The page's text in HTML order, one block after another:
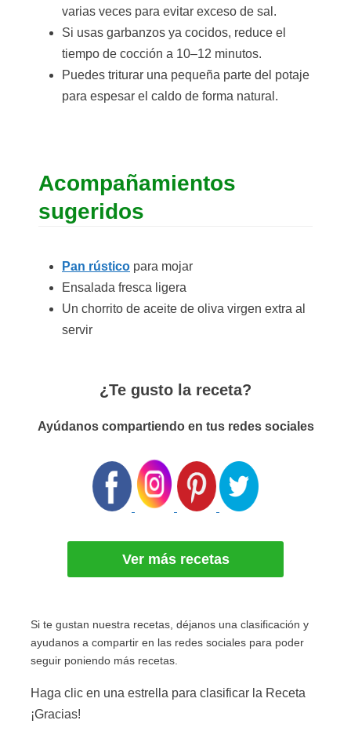
varias veces para evitar exceso de sal.
Si usas garbanzos ya cocidos, reduce el
tiempo de cocción a 10–12 minutos.
Puedes triturar una pequeña parte del potaje
para espesar el caldo de forma natural.
Acompañamientos
sugeridos
Pan rústico para mojar
Ensalada fresca ligera
Un chorrito de aceite de oliva virgen extra al
servir
¿Te gusto la receta?
Ayúdanos compartiendo en tus redes sociales
Ver más recetas
Si te gustan nuestra recetas, déjanos una clasificación y
ayudanos a compartir en las redes sociales para poder
seguir poniendo más recetas.
Haga clic en una estrella para clasificar la Receta
¡Gracias!